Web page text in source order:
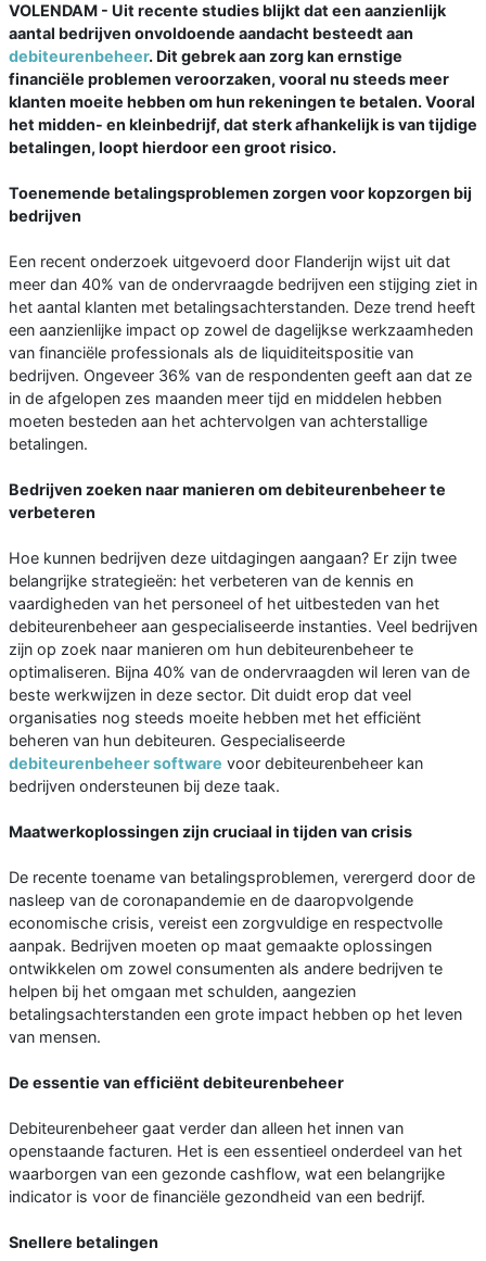
VOLENDAM - Uit recente studies blijkt dat een aanzienlijk
aantal bedrijven onvoldoende aandacht besteedt aan
debiteurenbeheer. Dit gebrek aan zorg kan ernstige
financiële problemen veroorzaken, vooral nu steeds meer
klanten moeite hebben om hun rekeningen te betalen. Vooral
het midden- en kleinbedrijf, dat sterk afhankelijk is van tijdige
betalingen, loopt hierdoor een groot risico.
Toenemende betalingsproblemen zorgen voor kopzorgen bij
bedrijven
Een recent onderzoek uitgevoerd door Flanderijn wijst uit dat
meer dan 40% van de ondervraagde bedrijven een stijging ziet in
het aantal klanten met betalingsachterstanden. Deze trend heeft
een aanzienlijke impact op zowel de dagelijkse werkzaamheden
van financiële professionals als de liquiditeitspositie van
bedrijven. Ongeveer 36% van de respondenten geeft aan dat ze
in de afgelopen zes maanden meer tijd en middelen hebben
moeten besteden aan het achtervolgen van achterstallige
betalingen.
Bedrijven zoeken naar manieren om debiteurenbeheer te
verbeteren
Hoe kunnen bedrijven deze uitdagingen aangaan? Er zijn twee
belangrijke strategieën: het verbeteren van de kennis en
vaardigheden van het personeel of het uitbesteden van het
debiteurenbeheer aan gespecialiseerde instanties. Veel bedrijven
zijn op zoek naar manieren om hun debiteurenbeheer te
optimaliseren. Bijna 40% van de ondervraagden wil leren van de
beste werkwijzen in deze sector. Dit duidt erop dat veel
organisaties nog steeds moeite hebben met het efficiënt
beheren van hun debiteuren. Gespecialiseerde
debiteurenbeheer software voor debiteurenbeheer kan
bedrijven ondersteunen bij deze taak.
Maatwerkoplossingen zijn cruciaal in tijden van crisis
De recente toename van betalingsproblemen, verergerd door de
nasleep van de coronapandemie en de daaropvolgende
economische crisis, vereist een zorgvuldige en respectvolle
aanpak. Bedrijven moeten op maat gemaakte oplossingen
ontwikkelen om zowel consumenten als andere bedrijven te
helpen bij het omgaan met schulden, aangezien
betalingsachterstanden een grote impact hebben op het leven
van mensen.
De essentie van efficiënt debiteurenbeheer
Debiteurenbeheer gaat verder dan alleen het innen van
openstaande facturen. Het is een essentieel onderdeel van het
waarborgen van een gezonde cashflow, wat een belangrijke
indicator is voor de financiële gezondheid van een bedrijf.
Snellere betalingen